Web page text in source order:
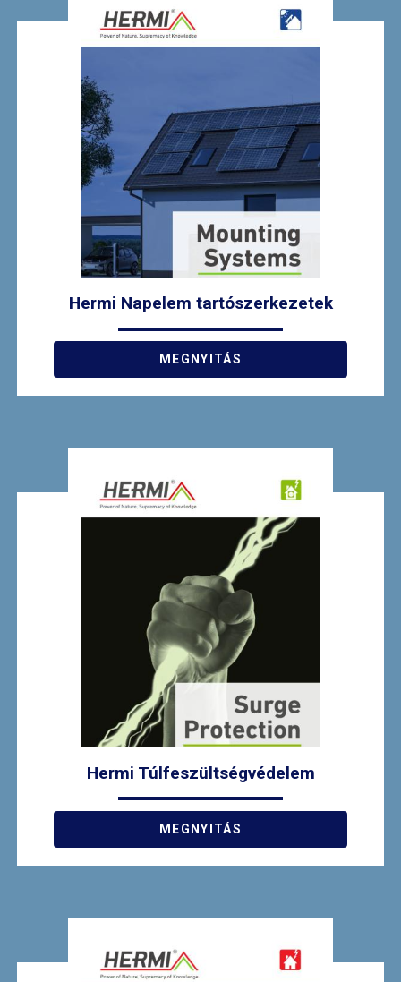
Hermi Napelem tartószerkezetek
MEGNYITÁS
Hermi Túlfeszültségvédelem
MEGNYITÁS